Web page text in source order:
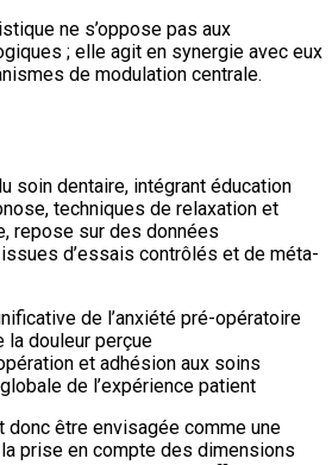
ne s’oppose pas aux
; elle agit en synergie avec eux
de modulation centrale.
soin dentaire, intégrant éducation
techniques de relaxation et
repose sur des données
d’essais contrôlés et de méta-
de l’anxiété pré-opératoire
la douleur perçue
et adhésion aux soins
de l’expérience patient
donc être envisagée comme une
prise en compte des dimensions